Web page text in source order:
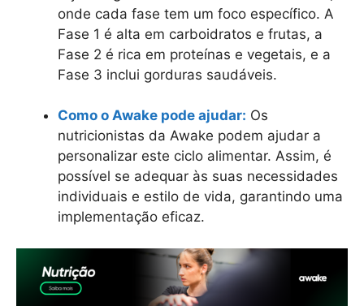
onde cada fase tem um foco específico. A
Fase 1 é alta em carboidratos e frutas, a
Fase 2 é rica em proteínas e vegetais, e a
Fase 3 inclui gorduras saudáveis.
Como o Awake pode ajudar: Os
nutricionistas da Awake podem ajudar a
personalizar este ciclo alimentar. Assim, é
possível se adequar às suas necessidades
individuais e estilo de vida, garantindo uma
implementação eficaz.